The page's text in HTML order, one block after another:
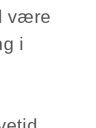
være
i